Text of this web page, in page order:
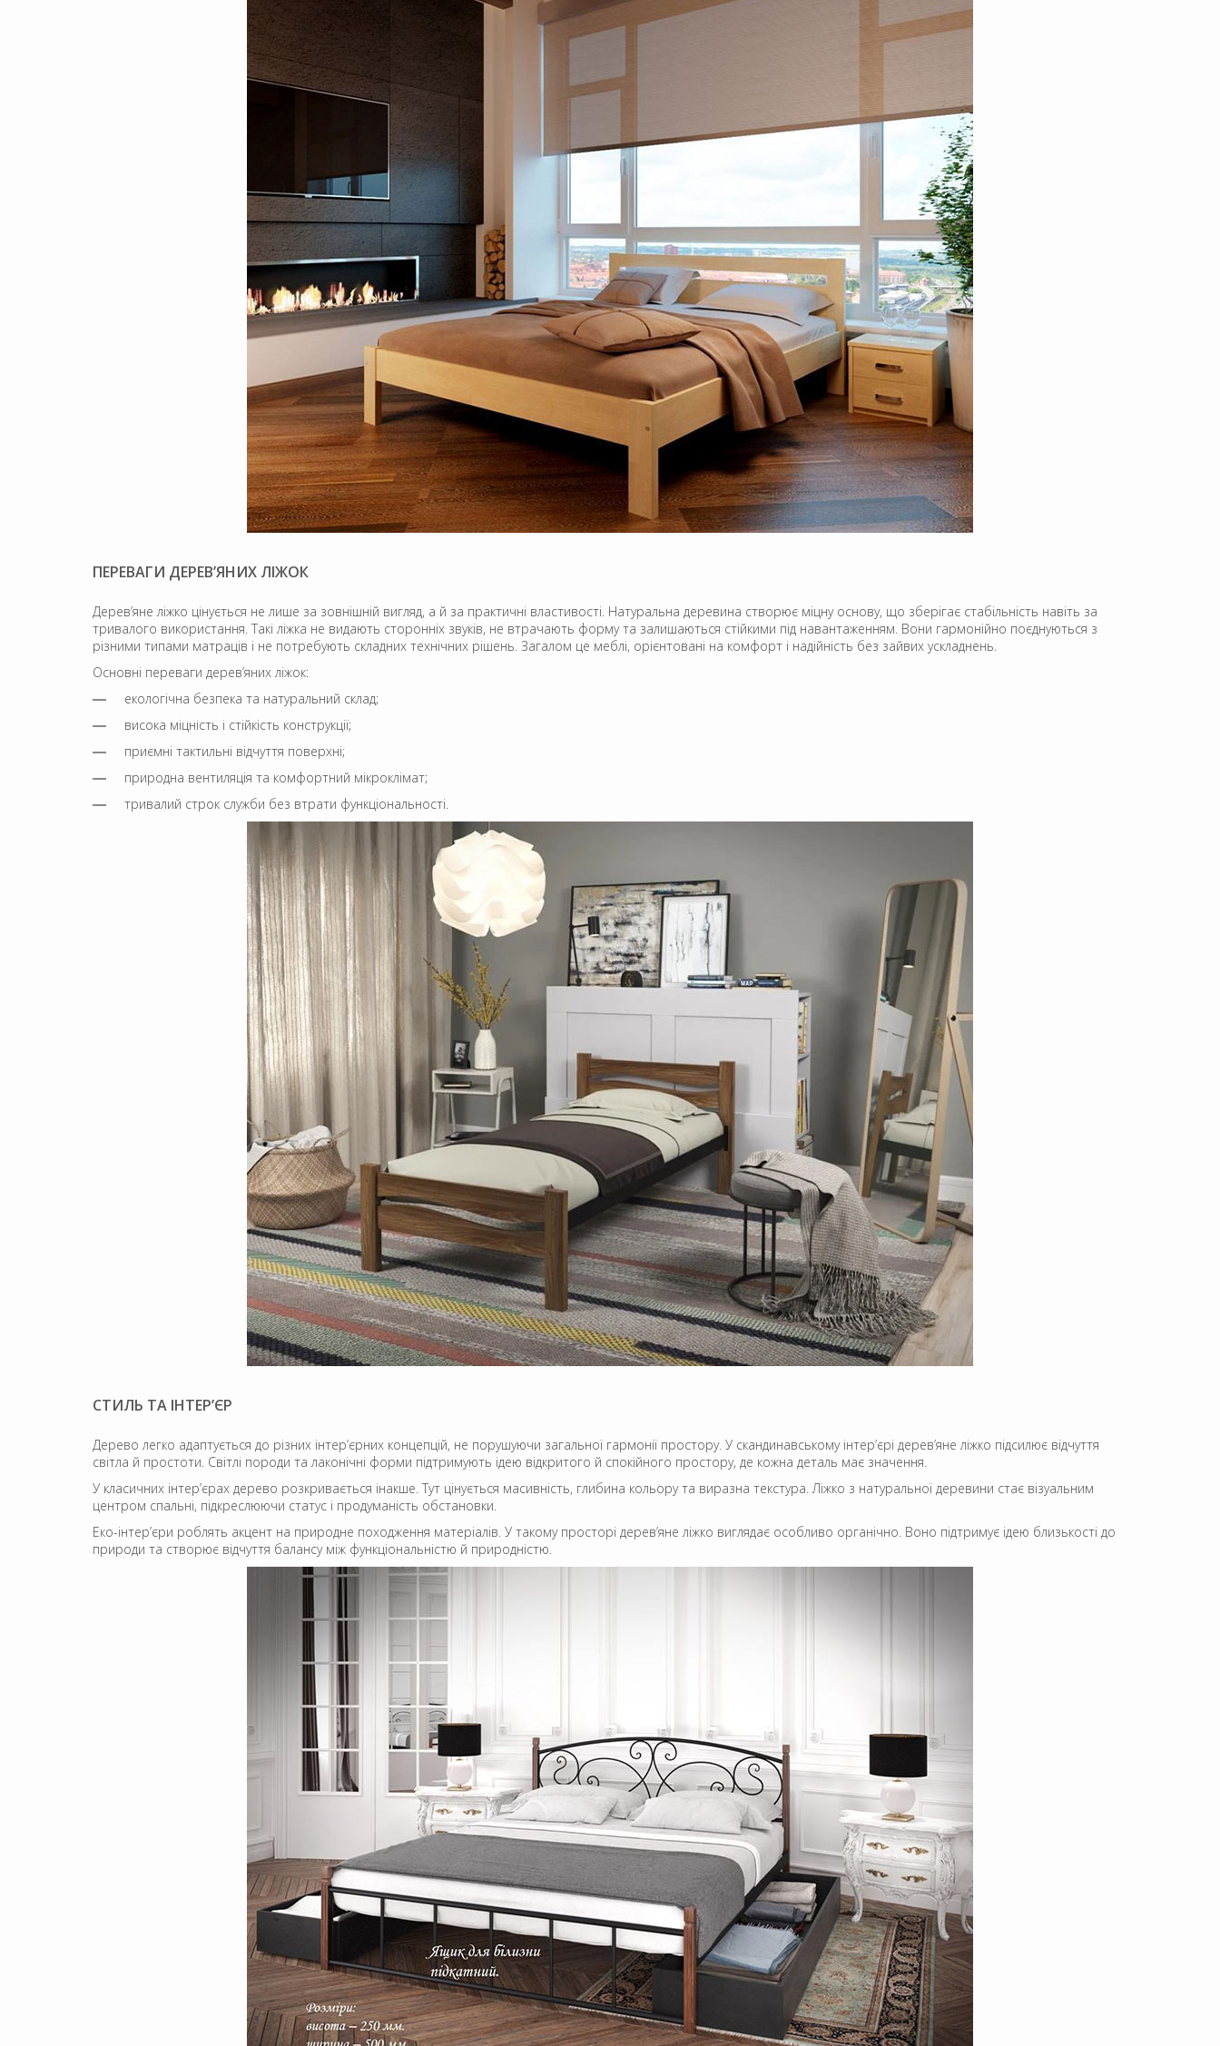
ПЕРЕВАГИ ДЕРЕВ’ЯНИХ ЛІЖОК
Дерев’яне ліжко цінується не лише за зовнішній вигляд, а й за практичні властивості. Натуральна деревина створює міцну основу, що зберігає стабільність навіть за
тривалого використання. Такі ліжка не видають сторонніх звуків, не втрачають форму та залишаються стійкими під навантаженням. Вони гармонійно поєднуються з
різними типами матраців і не потребують складних технічних рішень. Загалом це меблі, орієнтовані на комфорт і надійність без зайвих ускладнень.
Основні переваги дерев’яних ліжок:
екологічна безпека та натуральний склад;
висока міцність і стійкість конструкції;
приємні тактильні відчуття поверхні;
природна вентиляція та комфортний мікроклімат;
тривалий строк служби без втрати функціональності.
СТИЛЬ ТА ІНТЕР’ЄР
Дерево легко адаптується до різних інтер’єрних концепцій, не порушуючи загальної гармонії простору. У скандинавському інтер’єрі дерев’яне ліжко підсилює відчуття
світла й простоти. Світлі породи та лаконічні форми підтримують ідею відкритого й спокійного простору, де кожна деталь має значення.
У класичних інтер’єрах дерево розкривається інакше. Тут цінується масивність, глибина кольору та виразна текстура. Ліжко з натуральної деревини стає візуальним
центром спальні, підкреслюючи статус і продуманість обстановки.
Еко-інтер’єри роблять акцент на природне походження матеріалів. У такому просторі дерев’яне ліжко виглядає особливо органічно. Воно підтримує ідею близькості до
природи та створює відчуття балансу між функціональністю й природністю.